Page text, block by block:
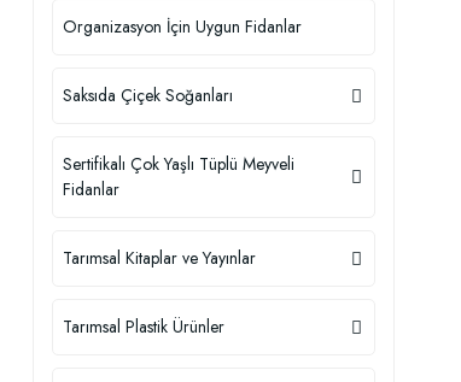
Organizasyon İçin Uygun Fidanlar
Saksıda Çiçek Soğanları
Sertifikalı Çok Yaşlı Tüplü Meyveli
Fidanlar
Tarımsal Kitaplar ve Yayınlar
Tarımsal Plastik Ürünler